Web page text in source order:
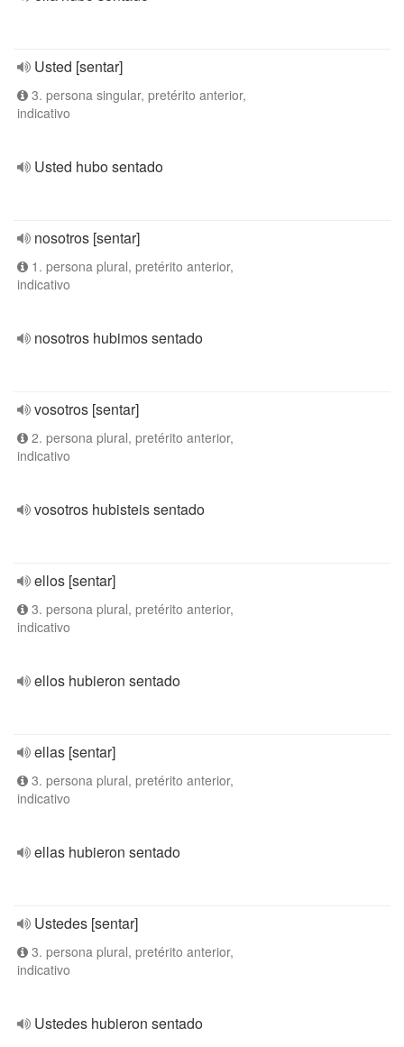
Usted [sentar]
3. persona singular, pretérito anterior,
indicativo
Usted hubo sentado
nosotros [sentar]
1. persona plural, pretérito anterior,
indicativo
nosotros hubimos sentado
vosotros [sentar]
2. persona plural, pretérito anterior,
indicativo
vosotros hubisteis sentado
ellos [sentar]
3. persona plural, pretérito anterior,
indicativo
ellos hubieron sentado
ellas [sentar]
3. persona plural, pretérito anterior,
indicativo
ellas hubieron sentado
Ustedes [sentar]
3. persona plural, pretérito anterior,
indicativo
Ustedes hubieron sentado